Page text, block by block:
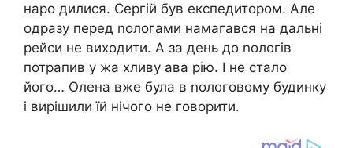
наро дилися. Сергій був експедитором. Але
одразу перед nологами намагався на дальні
рейси не виходити. А за день до nологів
потрапив у жа хливу ава рію. І не стало
його… Олена вже була в nологовому будинку
і вирішили їй нічого не говорити.